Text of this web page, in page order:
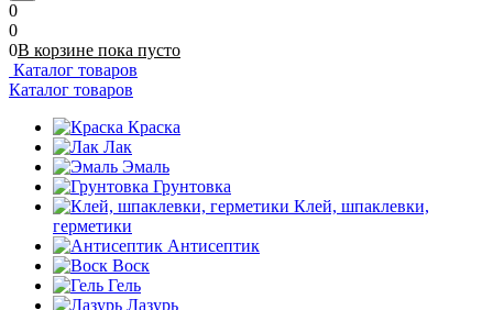
0
0
0В корзине пока пусто
Каталог товаров
Каталог товаров
Краска
Лак
Эмаль
Грунтовка
Клей, шпаклевки,
герметики
Антисептик
Воск
Гель
Лазурь